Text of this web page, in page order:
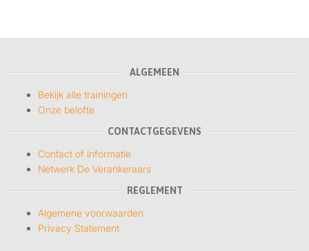
ALGEMEEN
Bekijk alle trainingen
Onze belofte
CONTACTGEGEVENS
Contact of informatie
Netwerk De Verankeraars
REGLEMENT
Algemene voorwaarden
Privacy Statement